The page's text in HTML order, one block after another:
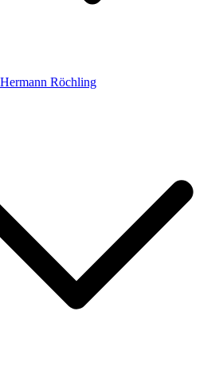
Hermann Röchling